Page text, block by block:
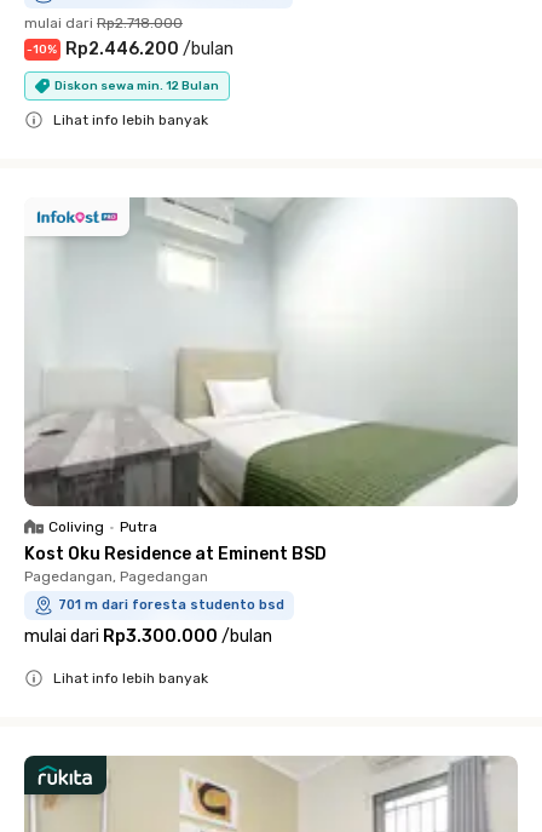
mulai dari Rp2.718.000
-10% Rp2.446.200 /bulan
Diskon sewa min. 12 Bulan
Lihat info lebih banyak
Coliving • Putra
Kost Oku Residence at Eminent BSD
Pagedangan, Pagedangan
701 m dari foresta studento bsd
mulai dari Rp3.300.000 /bulan
Lihat info lebih banyak